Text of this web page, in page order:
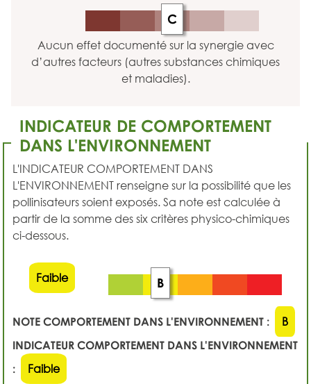
C
Aucun effet documenté sur la synergie avec
d’autres facteurs (autres substances chimiques
et maladies).
INDICATEUR DE COMPORTEMENT
DANS L'ENVIRONNEMENT
L'INDICATEUR COMPORTEMENT DANS
L'ENVIRONNEMENT renseigne sur la possibilité que les
pollinisateurs soient exposés. Sa note est calculée à
partir de la somme des six critères physico-chimiques
ci-dessous.
Faible B
NOTE COMPORTEMENT DANS L'ENVIRONNEMENT :
B
INDICATEUR COMPORTEMENT DANS L'ENVIRONNEMENT
:
Faible